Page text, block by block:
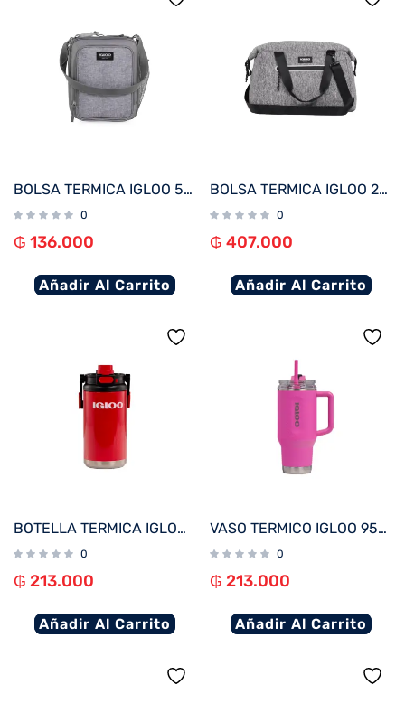
BOLSA TERMICA IGLOO 5 LATAS VERTICAL LUNCH 5 GRIS 63133
0
₲ 136.000
Añadir Al Carrito
BOLSA TERMICA IGLOO 20 LATAS MEDIUM MOXIE DUFFEL GRIS 62113
0
₲ 407.000
Añadir Al Carrito
BOTELLA TERMICA IGLOO 1.6L ROJO C/MANIJA 31488
0
₲ 213.000
Añadir Al Carrito
VASO TERMICO IGLOO 950 ML ICE DYE ROSA C/PAJITA 71363
0
₲ 213.000
Añadir Al Carrito